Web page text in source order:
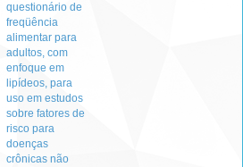
questionário de
freqüência
alimentar para
adultos, com
enfoque em
lipídeos, para
uso em estudos
sobre fatores de
risco para
doenças
crônicas não